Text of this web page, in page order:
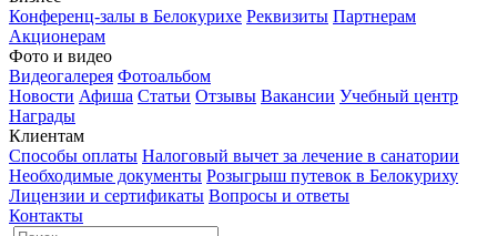
Конференц-залы в Белокурихе Реквизиты Партнерам
Акционерам
Фото и видео
Видеогалерея Фотоальбом
Новости Афиша Статьи Отзывы Вакансии Учебный центр
Награды
Клиентам
Способы оплаты Налоговый вычет за лечение в санатории
Необходимые документы Розыгрыш путевок в Белокуриху
Лицензии и сертификаты Вопросы и ответы
Контакты